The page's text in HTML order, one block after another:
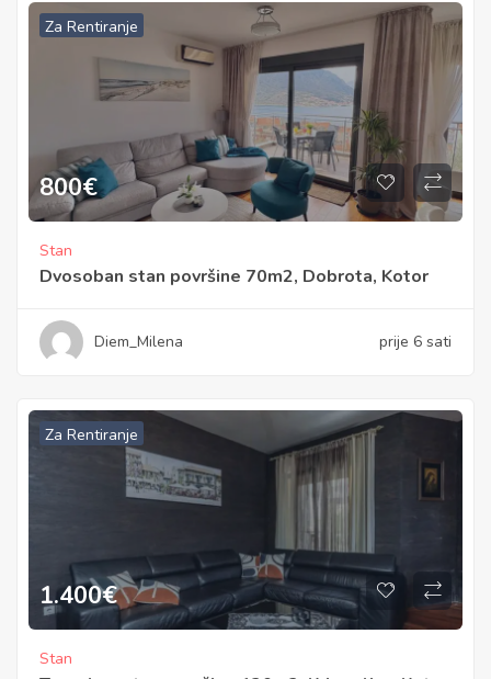
Za Rentiranje
800€
Stan
Dvosoban stan površine 70m2, Dobrota, Kotor
Diem_Milena prije 6 sati
Za Rentiranje
1.400€
Stan